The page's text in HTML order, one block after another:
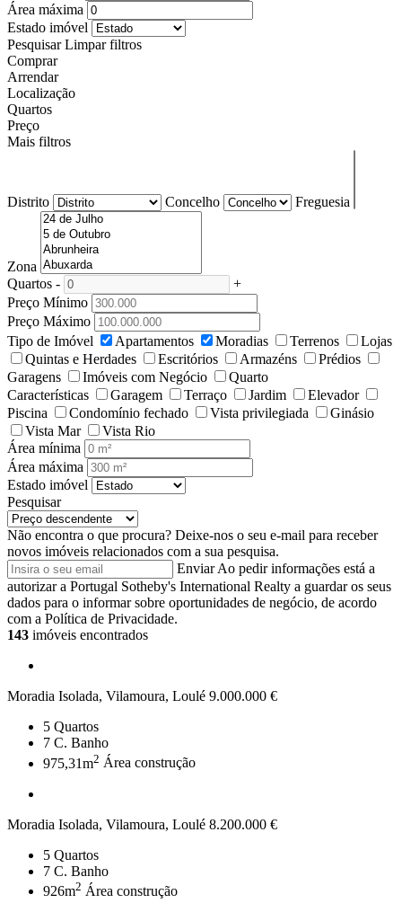
Área máxima
Estado imóvel
Pesquisar Limpar filtros
Comprar
Arrendar
Localização
Quartos
Preço
Mais filtros
Distrito Concelho Freguesia
Zona
Quartos -
+
Preço Mínimo
Preço Máximo
Tipo de Imóvel
Apartamentos Moradias Terrenos
Lojas
Quintas e Herdades
Escritórios Armazéns
Prédios
Garagens
Imóveis com Negócio
Quarto
Características
Garagem Terraço Jardim
Elevador
Piscina
Condomínio fechado Vista privilegiada
Ginásio
Vista Mar
Vista Rio
Área mínima
Área máxima
Estado imóvel
Pesquisar
Não encontra o que procura? Deixe-nos o seu e-mail para receber
novos imóveis relacionados com a sua pesquisa.
Enviar Ao pedir informações está a
autorizar a Portugal Sotheby's International Realty a guardar os seus
dados para o informar sobre oportunidades de negócio, de acordo
com a Política de Privacidade.
143 imóveis encontrados
Moradia Isolada, Vilamoura, Loulé 9.000.000 €
5 Quartos
7 C. Banho
975,31m2 Área construção
Moradia Isolada, Vilamoura, Loulé 8.200.000 €
5 Quartos
7 C. Banho
926m2 Área construção